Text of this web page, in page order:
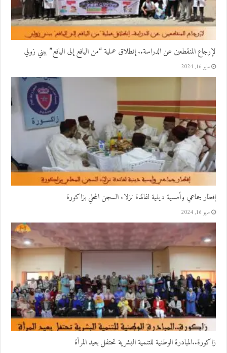
لإرجاع المنقطعين عن الدراسة.. إنطلاق عملية “من اليافع إلى اليافع” ببني زولي
مايو 16, 2024
إفطار جماعي وأمسية دينية لفائدة نزلاء السجن المحلي بزاكورة
مايو 16, 2024
زاكورة..المبادرة الوطنية للتنمية البشرية تحتفل بعيد المرأة